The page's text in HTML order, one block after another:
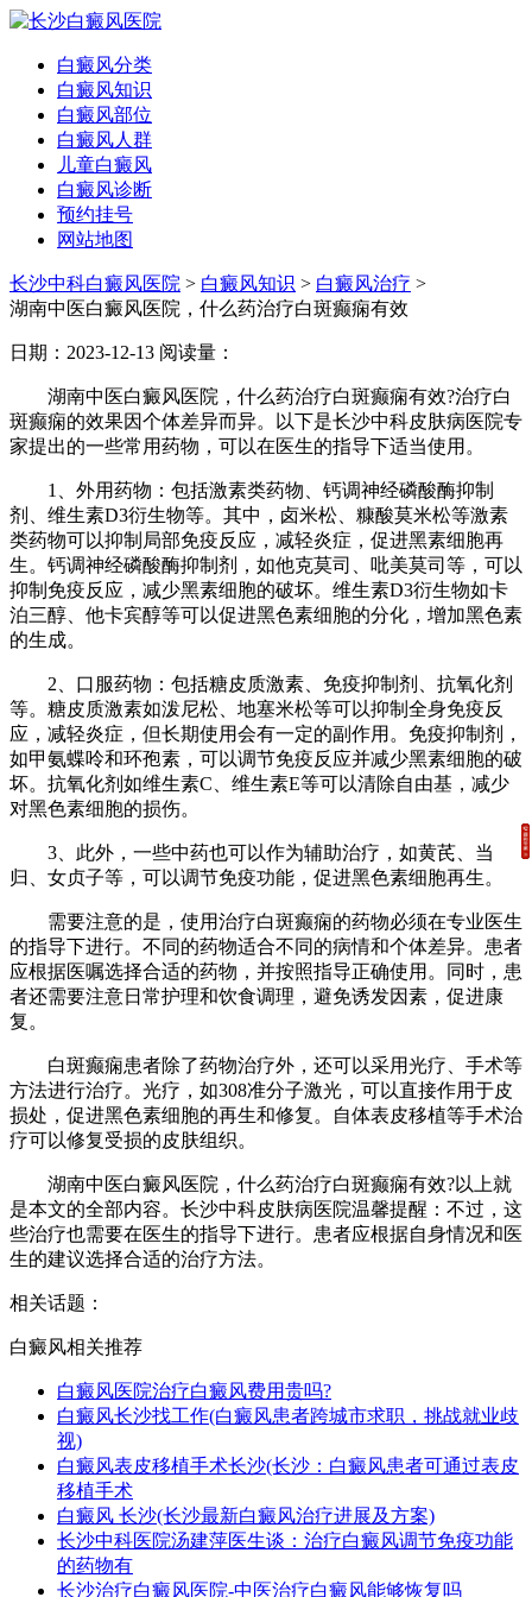
白癜风分类
白癜风知识
白癜风部位
白癜风人群
儿童白癜风
白癜风诊断
预约挂号
网站地图
长沙中科白癜风医院 > 白癜风知识 > 白癜风治疗 >
湖南中医白癜风医院，什么药治疗白斑癫痫有效
日期：2023-12-13 阅读量：
湖南中医白癜风医院，什么药治疗白斑癫痫有效?治疗白
斑癫痫的效果因个体差异而异。以下是长沙中科皮肤病医院专
家提出的一些常用药物，可以在医生的指导下适当使用。
1、外用药物：包括激素类药物、钙调神经磷酸酶抑制
剂、维生素D3衍生物等。其中，卤米松、糠酸莫米松等激素
类药物可以抑制局部免疫反应，减轻炎症，促进黑素细胞再
生。钙调神经磷酸酶抑制剂，如他克莫司、吡美莫司等，可以
抑制免疫反应，减少黑素细胞的破坏。维生素D3衍生物如卡
泊三醇、他卡宾醇等可以促进黑色素细胞的分化，增加黑色素
的生成。
2、口服药物：包括糖皮质激素、免疫抑制剂、抗氧化剂
等。糖皮质激素如泼尼松、地塞米松等可以抑制全身免疫反
应，减轻炎症，但长期使用会有一定的副作用。免疫抑制剂，
如甲氨蝶呤和环孢素，可以调节免疫反应并减少黑素细胞的破
坏。抗氧化剂如维生素C、维生素E等可以清除自由基，减少
对黑色素细胞的损伤。
3、此外，一些中药也可以作为辅助治疗，如黄芪、当
归、女贞子等，可以调节免疫功能，促进黑色素细胞再生。
需要注意的是，使用治疗白斑癫痫的药物必须在专业医生
的指导下进行。不同的药物适合不同的病情和个体差异。患者
应根据医嘱选择合适的药物，并按照指导正确使用。同时，患
者还需要注意日常护理和饮食调理，避免诱发因素，促进康
复。
白斑癫痫患者除了药物治疗外，还可以采用光疗、手术等
方法进行治疗。光疗，如308准分子激光，可以直接作用于皮
损处，促进黑色素细胞的再生和修复。自体表皮移植等手术治
疗可以修复受损的皮肤组织。
湖南中医白癜风医院，什么药治疗白斑癫痫有效?以上就
是本文的全部内容。长沙中科皮肤病医院温馨提醒：不过，这
些治疗也需要在医生的指导下进行。患者应根据自身情况和医
生的建议选择合适的治疗方法。
相关话题：
白癜风相关推荐
白癜风医院治疗白癜风费用贵吗?
白癜风长沙找工作(白癜风患者跨城市求职，挑战就业歧
视)
白癜风表皮移植手术长沙(长沙：白癜风患者可通过表皮
移植手术
白癜风 长沙(长沙最新白癜风治疗进展及方案)
长沙中科医院汤建萍医生谈：治疗白癜风调节免疫功能
的药物有
长沙治疗白癜风医院-中医治疗白癜风能够恢复吗